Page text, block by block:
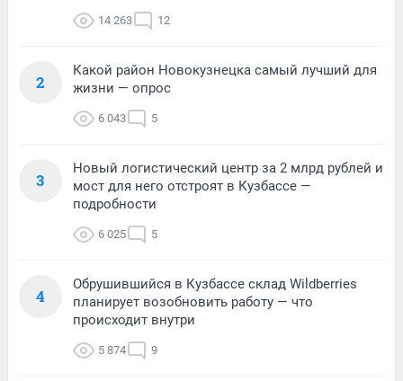
14 263 12
2
Какой район Новокузнецка самый лучший для
жизни — опрос
6 043 5
3
Новый логистический центр за 2 млрд рублей и
мост для него отстроят в Кузбассе —
подробности
6 025 5
4
Обрушившийся в Кузбассе склад Wildberries
планирует возобновить работу — что
происходит внутри
5 874 9